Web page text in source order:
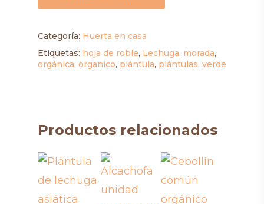
Categoría: Huerta en casa
Etiquetas: hoja de roble, Lechuga, morada,
orgánica, organico, plántula, plántulas, verde
Productos relacionados